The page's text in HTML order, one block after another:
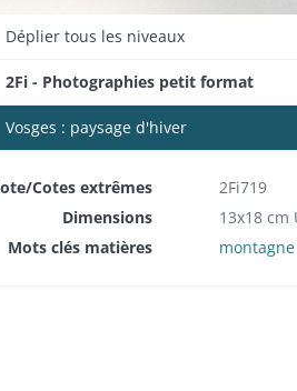
Dépliertous les niveaux
2Fi - Photographies petit format
Vosges : paysage d'hiver
Cotes extrêmes
2Fi719
Dimensions
13x18 cm
Mots clés matières
montagne